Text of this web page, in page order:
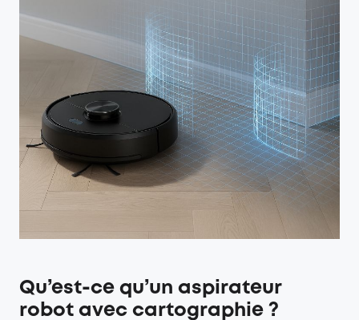
Qu’est-ce qu’un aspirateur
robot avec cartographie ?